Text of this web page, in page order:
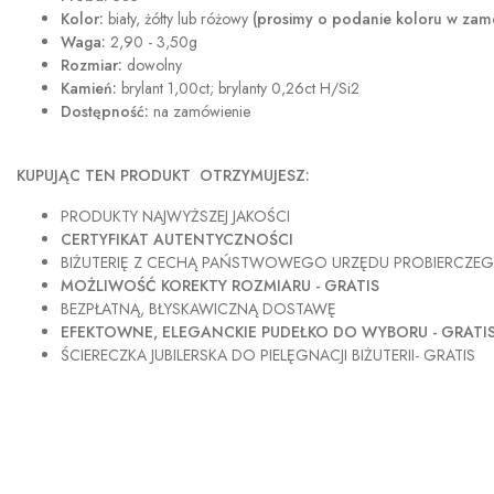
Kolor: biały, żółty lub różowy (prosimy o podanie koloru w
Waga: 2,90 - 3,50g
Rozmiar: dowolny
Kamień: brylant 1,00ct; brylanty 0,26ct H/Si2
Dostępność: na zamówienie
KUPUJĄC TEN PRODUKT OTRZYMUJESZ:
PRODUKTY NAJWYŻSZEJ JAKOŚCI
CERTYFIKAT AUTENTYCZNOŚCI
BIŻUTERIĘ Z CECHĄ PAŃSTWOWEGO URZĘDU
MOŻLIWOŚĆ KOREKTY ROZMIARU - GRATIS
BEZPŁATNĄ, BŁYSKAWICZNĄ DOSTAWĘ
EFEKTOWNE, ELEGANCKIE PUDEŁKO DO WYBORU -
ŚCIERECZKA JUBILERSKA DO PIELĘGNACJI BIŻUTERII- GRATIS